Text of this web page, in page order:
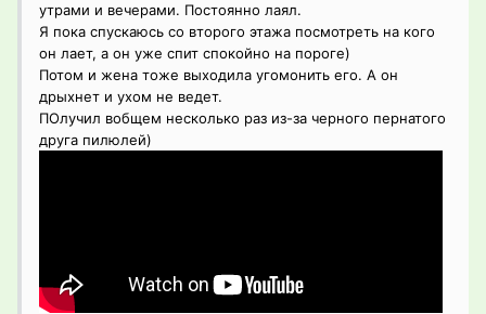
утрами и вечерами. Постоянно лаял.
Я пока спускаюсь со второго этажа посмотреть на кого
он лает, а он уже спит спокойно на пороге)
Потом и жена тоже выходила угомонить его. А он
дрыхнет и ухом не ведет.
ПОлучил вобщем несколько раз из-за черного пернатого
друга пилюлей)